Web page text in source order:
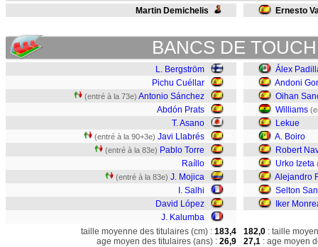
Martin Demichelis Ernesto
BANCS DE
L. Bergström
Pichu Cuéllar
(entré à la 73e) Antonio Sánchez
Abdón Prats
T. Asano
(entré à la 90+3e) Javi Llabrés
(entré à la 83e) Pablo Torre
Raíllo
(entré à la 83e) J. Mojica
I. Salhi
David López
J. Kalumba
Álex
Andoni
Oihan
Williams
Lekue
A. Boiro
Robert
Urko Izeta
Alejandro
Selton
Iker
taille moyenne des titulaires (cm) : 183,4
age moyen des titulaires (ans) : 26,9
182,0 : taille
27,1 : age moyen